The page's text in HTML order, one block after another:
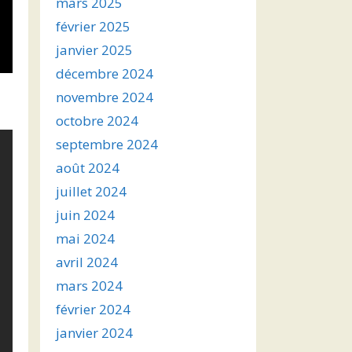
février 2025
janvier 2025
décembre 2024
novembre 2024
octobre 2024
septembre 2024
août 2024
juillet 2024
juin 2024
mai 2024
avril 2024
mars 2024
février 2024
janvier 2024